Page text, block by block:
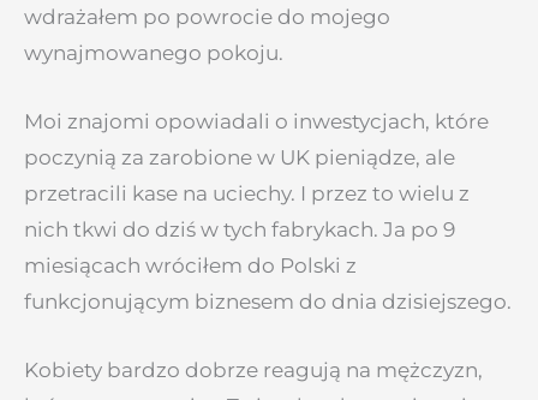
wdrażałem po powrocie do mojego
wynajmowanego pokoju.
Moi znajomi opowiadali o inwestycjach, które
poczynią za zarobione w UK pieniądze, ale
przetracili kase na uciechy. I przez to wielu z
nich tkwi do dziś w tych fabrykach. Ja po 9
miesiącach wróciłem do Polski z
funkcjonującym biznesem do dnia dzisiejszego.
Kobiety bardzo dobrze reagują na mężczyzn,